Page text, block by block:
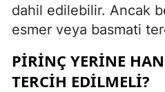
dahil edilebilir. Ancak
esmer veya basmati
PIRINÇ YERINE
TERCIH EDILMELI?